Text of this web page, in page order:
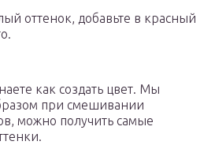
оттенок, добавьте в красный
как создать цвет. Мы
при смешивании
можно получить самые